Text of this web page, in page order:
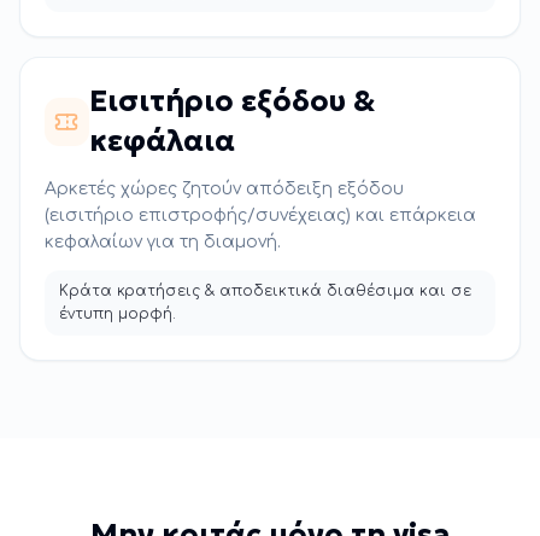
Εισιτήριο εξόδου &
κεφάλαια
Αρκετές χώρες ζητούν απόδειξη εξόδου
(εισιτήριο επιστροφής/συνέχειας) και επάρκεια
κεφαλαίων για τη διαμονή.
Κράτα κρατήσεις & αποδεικτικά διαθέσιμα και σε
έντυπη μορφή.